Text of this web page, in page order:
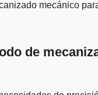
mecánico
de